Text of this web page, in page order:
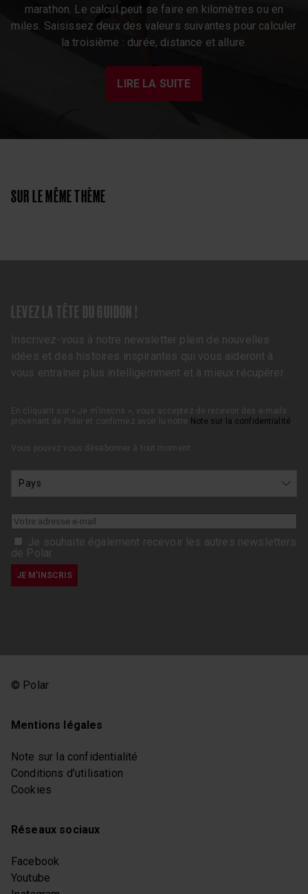
marathon. Le calcul peut se faire en kilomètres ou en
miles. Saisissez deux des valeurs suivantes pour calculer
la troisième : durée, distance et allure.
LIRE LA SUITE
SUR LE MÊME THÈME
LEVEZ LA TÊTE DU GUIDON !
Inscrivez-vous à notre newsletter plein de nouvelles
idées et des histoires inspirantes qui vous aideront à
vous entraîner plus intelligemment et à mieux récupérer.
En cliquant sur « Je m'inscris », vous acceptez de recevoir des e-mails
provenant de Polar et confirmez avoir lu notre Note sur la confidentialité
Vous pouvez vous désabonner à tout moment.
Je souhaite également recevoir les autres newsletters
de Polar
© Polar
Mentions légales
Note sur la confidentialité
Conditions d’utilisation
Cookies
Réseaux sociaux
Facebook
Youtube